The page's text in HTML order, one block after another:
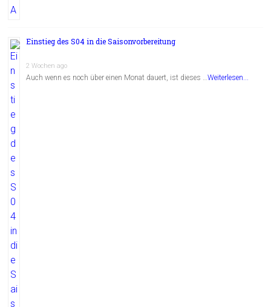
Einstieg des S04 in die Saisonvorbereitung
2 Wochen ago
Auch wenn es noch über einen Monat dauert, ist dieses …Weiterlesen...